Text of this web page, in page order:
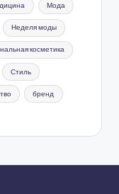
Мода
Неделя моды
косметика
Стиль
бренд